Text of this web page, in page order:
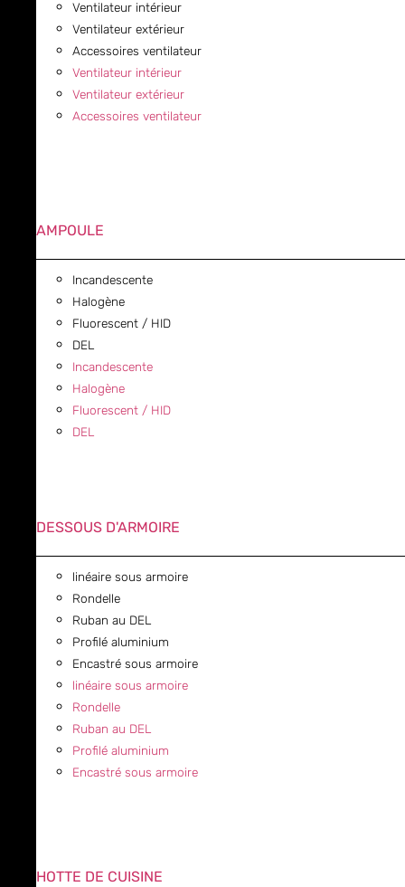
Ventilateur intérieur
Ventilateur extérieur
Accessoires ventilateur
Ventilateur intérieur
Ventilateur extérieur
Accessoires ventilateur
AMPOULE
Incandescente
Halogène
Fluorescent / HID
DEL
Incandescente
Halogène
Fluorescent / HID
DEL
DESSOUS D'ARMOIRE
linéaire sous armoire
Rondelle
Ruban au DEL
Profilé aluminium
Encastré sous armoire
linéaire sous armoire
Rondelle
Ruban au DEL
Profilé aluminium
Encastré sous armoire
HOTTE DE CUISINE